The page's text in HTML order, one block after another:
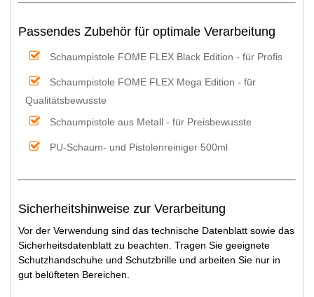
Passendes Zubehör für optimale Verarbeitung
Schaumpistole FOME FLEX Black Edition - für Profis
Schaumpistole FOME FLEX Mega Edition - für
Qualitätsbewusste
Schaumpistole aus Metall - für Preisbewusste
PU-Schaum- und Pistolenreiniger 500ml
Sicherheitshinweise zur Verarbeitung
Vor der Verwendung sind das technische Datenblatt sowie das
Sicherheitsdatenblatt zu beachten. Tragen Sie geeignete
Schutzhandschuhe und Schutzbrille und arbeiten Sie nur in
gut belüfteten Bereichen.